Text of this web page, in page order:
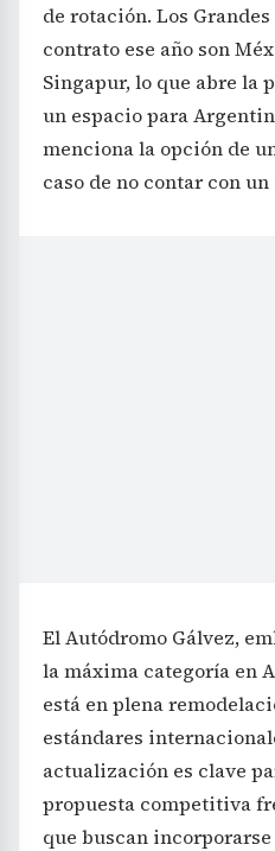
de rotación. Los
contrato ese año son
Singapur, lo que abre la
un espacio para
menciona la opción de
caso de no contar con
El Autódromo Gálvez,
la máxima categoría en
está en plena
estándares
actualización es clave
propuesta competitiva
que buscan